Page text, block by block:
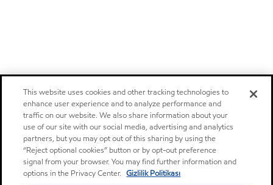
This website uses cookies and other tracking technologies to
enhance user experience and to analyze performance and
traffic on our website. We also share information about your
use of our site with our social media, advertising and analytics
partners, but you may opt out of this sharing by using the
“Reject optional cookies” button or by opt-out preference
signal from your browser. You may find further information and
options in the Privacy Center. Gizlilik Politikası